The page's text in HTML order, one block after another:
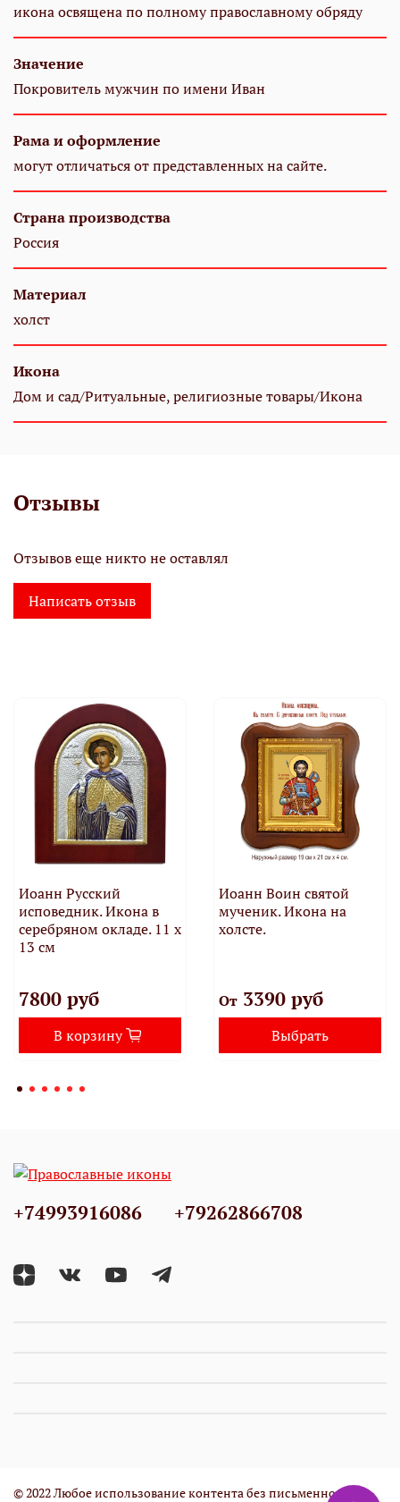
икона освящена по полному православному обряду
Значение
Покровитель мужчин по имени Иван
Рама и оформление
могут отличаться от представленных на сайте.
Страна производства
Россия
Материал
холст
Икона
Дом и сад/Ритуальные, религиозные товары/Икона
Отзывы
Отзывов еще никто не оставлял
Написать отзыв
Иоанн Русский
исповедник. Икона в
серебряном окладе. 11 х
13 см
7800 руб
В корзину
Иоанн Воин святой
мученик. Икона на
холсте.
От3390 руб
Выбрать
+74993916086 +79262866708
© 2022 Любое использование контента без письменного